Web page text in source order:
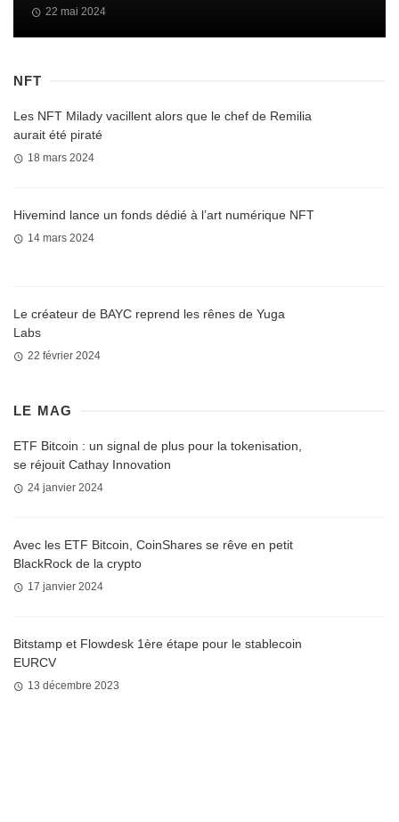
22 mai 2024
NFT
Les NFT Milady vacillent alors que le chef de Remilia
aurait été piraté
18 mars 2024
Hivemind lance un fonds dédié à l’art numérique NFT
14 mars 2024
Le créateur de BAYC reprend les rênes de Yuga
Labs
22 février 2024
LE MAG
ETF Bitcoin : un signal de plus pour la tokenisation,
se réjouit Cathay Innovation
24 janvier 2024
Avec les ETF Bitcoin, CoinShares se rêve en petit
BlackRock de la crypto
17 janvier 2024
Bitstamp et Flowdesk 1ère étape pour le stablecoin
EURCV
13 décembre 2023